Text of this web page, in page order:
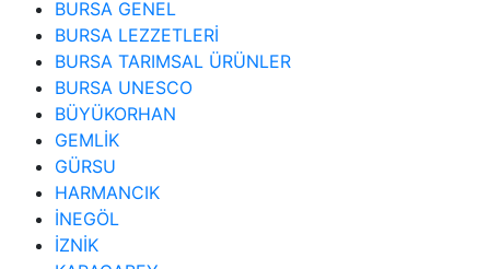
BURSA GENEL
BURSA LEZZETLERİ
BURSA TARIMSAL ÜRÜNLER
BURSA UNESCO
BÜYÜKORHAN
GEMLİK
GÜRSU
HARMANCIK
İNEGÖL
İZNİK